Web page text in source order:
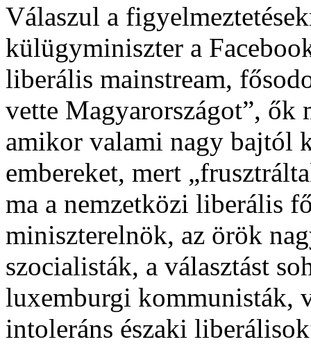
Válaszul a
külügyminiszter a
liberális mainstream,
vette Magyarországot”, ők
amikor valami nagy bajtól
embereket, mert
ma a nemzetközi liberális
miniszterelnök, az örök
szocialisták, a választást
luxemburgi kommunisták,
intoleráns északi